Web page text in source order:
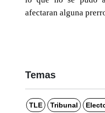
afectaran alguna
Temas
TLE Tribunal